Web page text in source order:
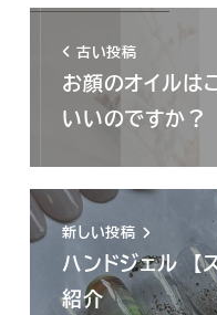
古い投稿
お顔のオイルは
いいのですか？
新しい投稿
ハンドジェル 【
紹介